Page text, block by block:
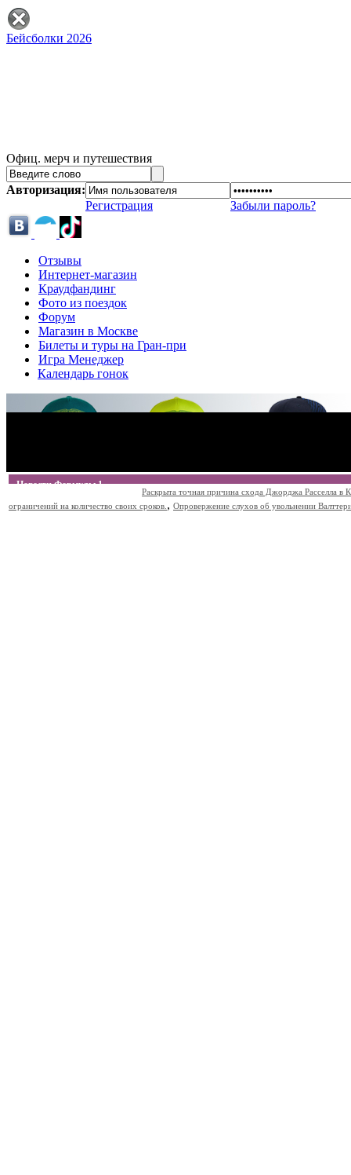
Бейсболки 2026
Офиц. мерч и путешествия
Авторизация:
Регистрация
Забыли пароль?
Отзывы
Интернет-магазин
Краудфандинг
Фото из поездок
Форум
Магазин в Москве
Билеты и туры на Гран-при
Игра Менеджер
Календарь гонок
Новости Формулы 1
Раскрыта точная причина схода Джорджа Расселла в
ограничений на количество своих сроков. , Опровержение слухов об увольнении